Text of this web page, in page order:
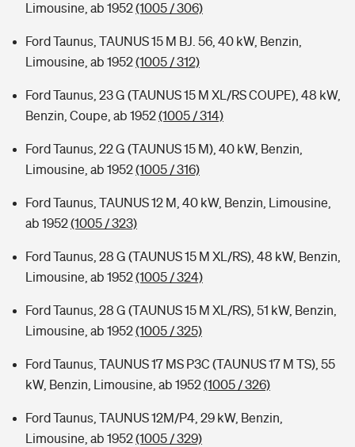
Limousine, ab 1952(1005 / 306)
Ford Taunus, TAUNUS 15 M BJ. 56, 40 kW, Benzin,
Limousine, ab 1952(1005 / 312)
Ford Taunus, 23 G (TAUNUS 15 M XL/RS COUPE), 48 kW,
Benzin, Coupe, ab 1952(1005 / 314)
Ford Taunus, 22 G (TAUNUS 15 M), 40 kW, Benzin,
Limousine, ab 1952(1005 / 316)
Ford Taunus, TAUNUS 12 M, 40 kW, Benzin, Limousine,
ab 1952(1005 / 323)
Ford Taunus, 28 G (TAUNUS 15 M XL/RS), 48 kW, Benzin,
Limousine, ab 1952(1005 / 324)
Ford Taunus, 28 G (TAUNUS 15 M XL/RS), 51 kW, Benzin,
Limousine, ab 1952(1005 / 325)
Ford Taunus, TAUNUS 17 MS P3C (TAUNUS 17 M TS), 55
kW, Benzin, Limousine, ab 1952(1005 / 326)
Ford Taunus, TAUNUS 12M/P4, 29 kW, Benzin,
Limousine, ab 1952(1005 / 329)